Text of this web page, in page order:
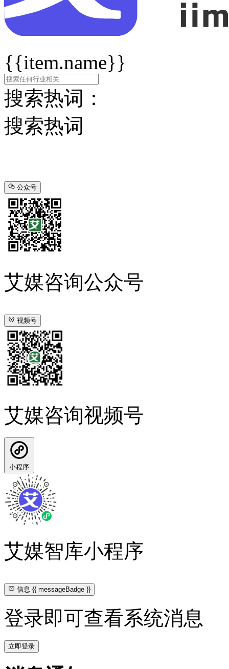
{{item.name}}
搜索热词：
搜索热词
公众号
艾媒咨询公众号
视频号
艾媒咨询视频号
小程序
艾媒智库小程序
信息{{ messageBadge }}
登录即可查看系统消息
立即登录